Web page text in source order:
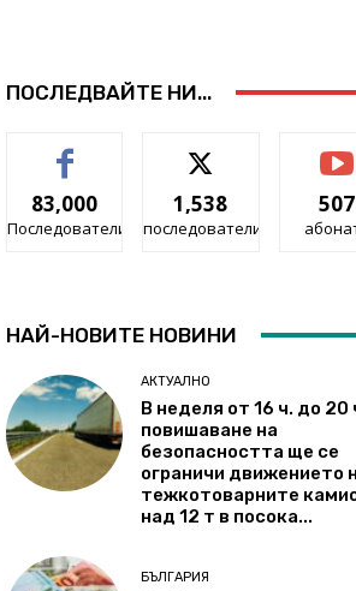
ПОСЛЕДВАЙТЕ НИ...
83,000
Последователи
1,538
последователи
507
НАЙ-НОВИТЕ НОВИНИ
АКТУАЛНО
В неделя от 16 ч. до 20
повишаване на
безопасността ще се
ограничи движението
тежкотоварните
над 12 т в посока...
БЪЛГАРИЯ